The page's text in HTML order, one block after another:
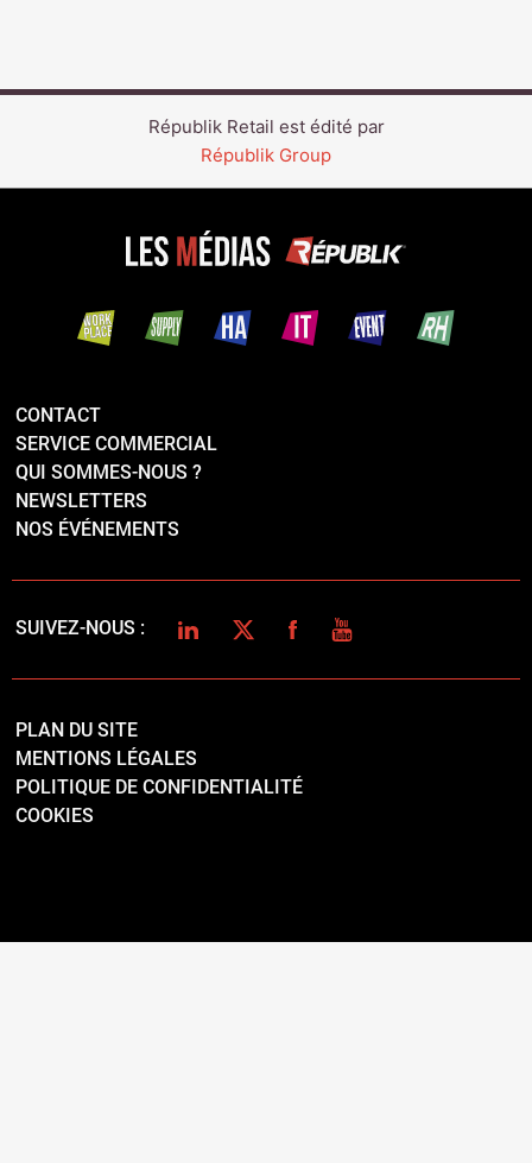
Républik Retail est édité par
Républik Group
CONTACT
SERVICE COMMERCIAL
QUI SOMMES-NOUS ?
NEWSLETTERS
NOS ÉVÉNEMENTS
SUIVEZ-NOUS : LINKEDINTWITTERFACEBOOK
YOUTUBE
PLAN DU SITE
MENTIONS LÉGALES
POLITIQUE DE CONFIDENTIALITÉ
COOKIES